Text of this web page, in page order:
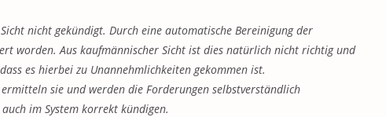
nicht gekündigt. Durch eine automatische Bereinigung der
worden. Aus kaufmännischer Sicht ist dies natürlich nicht richtig und
es hierbei zu Unannehmlichkeiten gekommen ist.
sie und werden die Forderungen selbstverständlich
im System korrekt kündigen.